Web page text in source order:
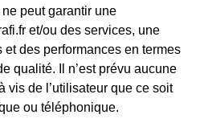
peut garantir une
et/ou des services, une
des performances en termes
qualité. Il n’est prévu aucune
vis de l’utilisateur que ce soit
ou téléphonique.